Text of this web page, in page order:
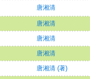
唐湘清
唐湘清
唐湘清
唐湘清
唐湘清 (著)